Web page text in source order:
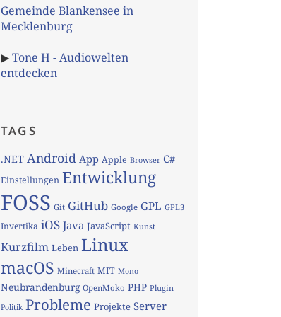
Gemeinde Blankensee in
Mecklenburg
▶Tone H - Audiowelten
entdecken
TAGS
.NET Android App Apple Browser C#
Einstellungen Entwicklung
FOSS Git GitHub Google GPL GPL3
Invertika iOS Java JavaScript Kunst
Kurzfilm Leben Linux
macOS Minecraft MIT Mono
Neubrandenburg OpenMoko PHP Plugin
Politik Probleme Projekte Server